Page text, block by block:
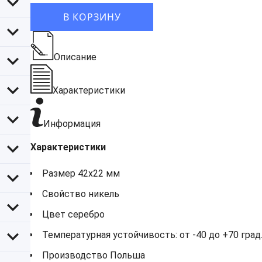
В КОРЗИНУ
Описание
Характеристики
Информация
Характеристики
Размер 42x22 мм
Свойство никель
Цвет серебро
Температурная устойчивость: от -40 до +70
Производство Польша